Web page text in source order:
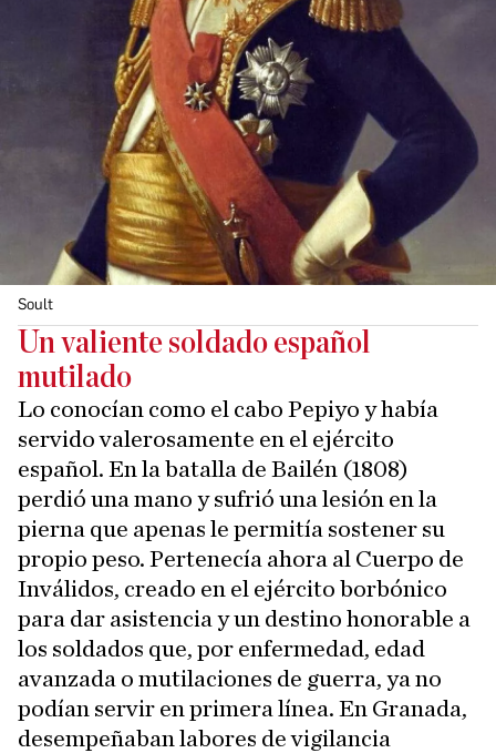
Soult
Un valiente soldado español
mutilado
Lo conocían como el cabo Pepiyo y había
servido valerosamente en el ejército
español. En la batalla de Bailén (1808)
perdió una mano y sufrió una lesión en la
pierna que apenas le permitía sostener su
propio peso. Pertenecía ahora al Cuerpo de
Inválidos, creado en el ejército borbónico
para dar asistencia y un destino honorable a
los soldados que, por enfermedad, edad
avanzada o mutilaciones de guerra, ya no
podían servir en primera línea. En Granada,
desempeñaban labores de vigilancia